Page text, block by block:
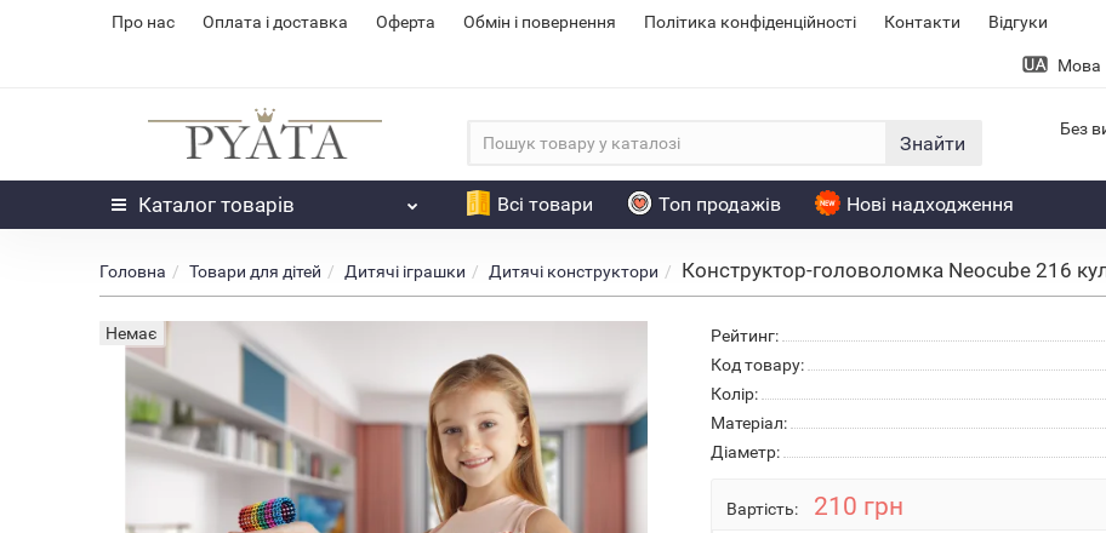
Про нас Оплата і доставка Оферта Обмін і повернення Політика конфіденційності Контакти Відгуки
Мова
Знайти
Без
Каталог товарів Всі товари Топ продажів Нові надходження
Головна Товари для дітей Дитячі іграшки Дитячі конструктори Конструктор-головоломка Neocube 216
Немає Рейтинг:
Код товару:
Колiр:
Матеріал:
Діаметр:
Вартість: 210 грн